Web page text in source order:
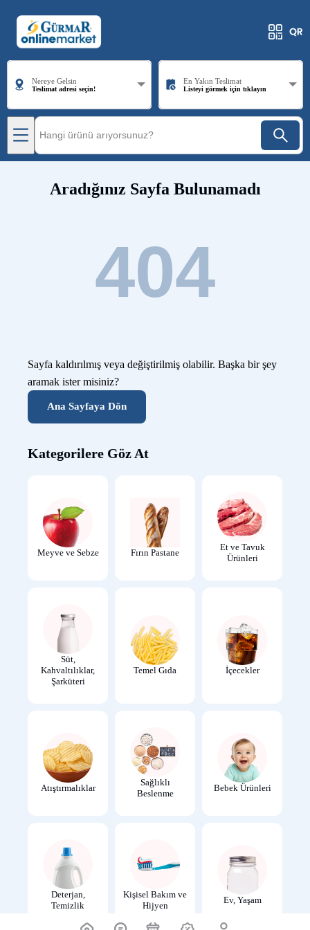
Nereye Gelsin
Teslimat adresi seçin!
En Yakın Teslimat
Listeyi görmek için tıklayın
Aradığınız Sayfa Bulunamadı
Sayfa kaldırılmış veya değiştirilmiş olabilir. Başka bir şey
aramak ister misiniz?
Ana Sayfaya Dön
404
Kategorilere Göz At
Meyve ve Sebze Fırın Pastane
Et ve Tavuk
Ürünleri
Süt,
Kahvaltılıklar,
Şarküteri
Temel Gıda İçecekler
Atıştırmalıklar
Sağlıklı
Beslenme
Bebek Ürünleri
Deterjan,
Temizlik
Kişisel Bakım ve
Hijyen
Ev, Yaşam